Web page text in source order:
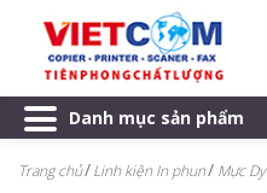
Danh mục sản phẩm
Trang chủ Linh kiện In phun Mực